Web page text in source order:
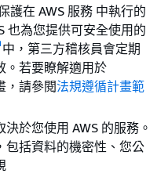
護在 AWS 服務 中執行的
也為您提供可安全使用的
中，第三方稽核員會定期
。若要瞭解適用於
，請參閱法規遵循計畫範
決於您使用 AWS 的服務。
包括資料的機密性、您公